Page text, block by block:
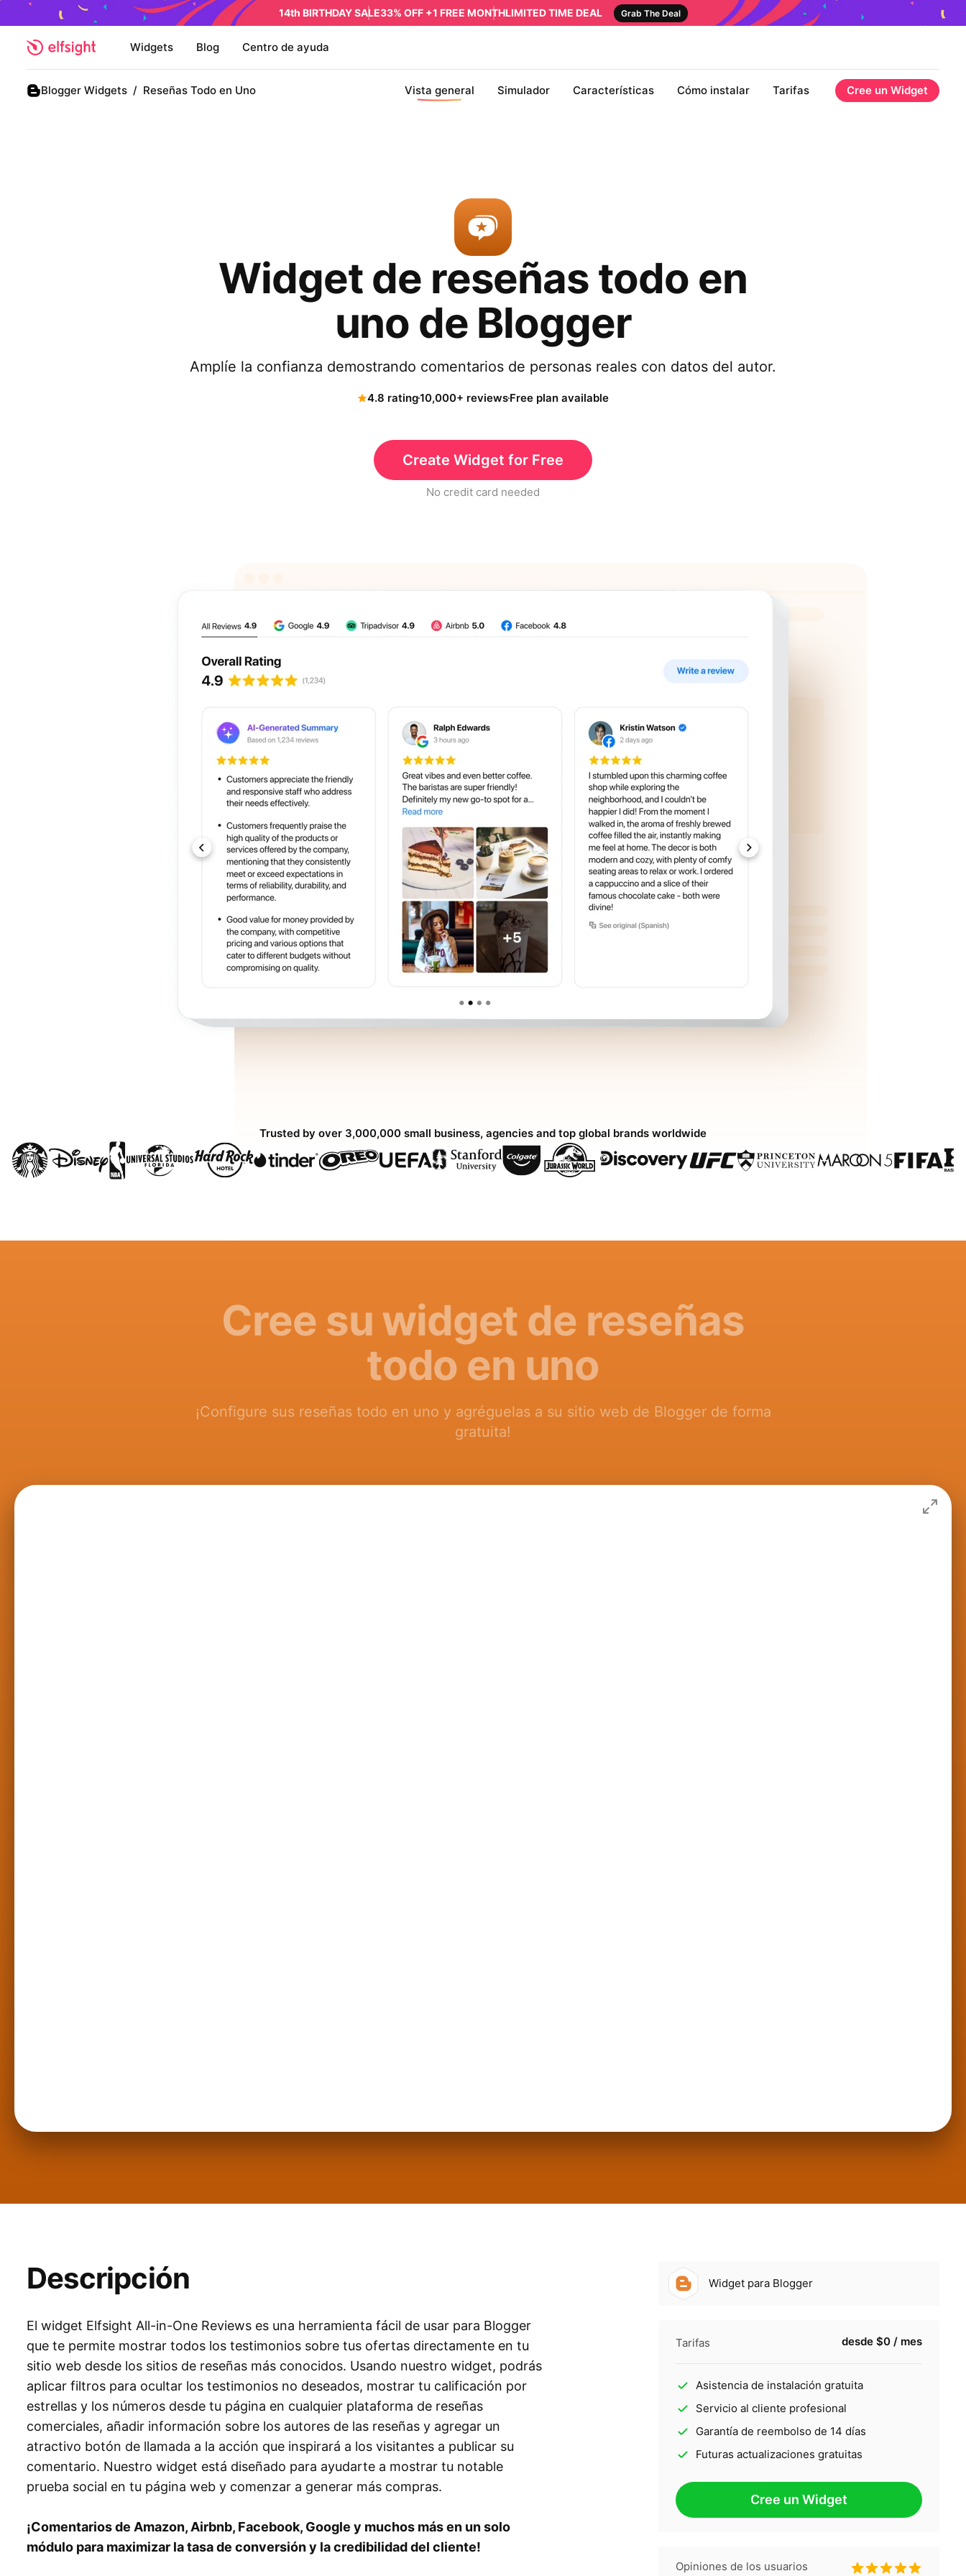
14th BIRTHDAY SALE33% OFF +1 FREE MONTHLIMITED TIME DEAL Grab The Deal
Widgets Blog Centro de ayuda
Blogger Widgets / Reseñas Todo en Uno Vista general Simulador Características Cómo instalar Tarifas Cree un Widget
Widget de reseñas todo en
uno de Blogger
Amplíe la confianza demostrando comentarios de personas reales con datos del autor.
4.8 rating10,000+ reviewsFree plan available
Create Widget for Free
No credit card needed
Trusted by over 3,000,000 small business, agencies and top global brands worldwide
Cree su widget de reseñas
todo en uno
¡Configure sus reseñas todo en uno y agréguelas a su sitio web de Blogger de forma
gratuita!
Descripción
El widget Elfsight All-in-One Reviews es una herramienta fácil de usar para Blogger
que te permite mostrar todos los testimonios sobre tus ofertas directamente en tu
sitio web desde los sitios de reseñas más conocidos. Usando nuestro widget, podrás
aplicar filtros para ocultar los testimonios no deseados, mostrar tu calificación por
estrellas y los números desde tu página en cualquier plataforma de reseñas
comerciales, añadir información sobre los autores de las reseñas y agregar un
atractivo botón de llamada a la acción que inspirará a los visitantes a publicar su
comentario. Nuestro widget está diseñado para ayudarte a mostrar tu notable
prueba social en tu página web y comenzar a generar más compras.
¡Comentarios de Amazon, Airbnb, Facebook, Google y muchos más en un solo
módulo para maximizar la tasa de conversión y la credibilidad del cliente!
Widget para Blogger
Tarifas desde $0 / mes
Asistencia de instalación gratuita
Servicio al cliente profesional
Garantía de reembolso de 14 días
Futuras actualizaciones gratuitas
Cree un Widget
Opiniones de los usuarios